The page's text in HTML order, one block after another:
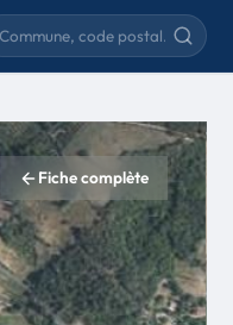
Rechercher une commune
Fiche complète